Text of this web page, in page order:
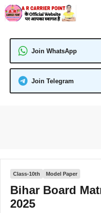
Skip
to
Join WhatsApp
Join Telegram
Class-10th Model Paper
Bihar Board
2025